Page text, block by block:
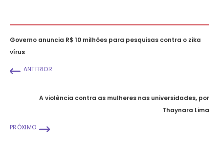
Governo anuncia R$ 10 milhões para pesquisas contra o zika
vírus
ANTERIOR
A violência contra as mulheres nas universidades, por
Thaynara Lima
PRÓXIMO